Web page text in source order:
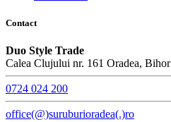
Contact
Duo Style Trade
Calea Clujului nr. 161 Oradea, Bihor
0724 024 200
office(@)suruburioradea(.)ro